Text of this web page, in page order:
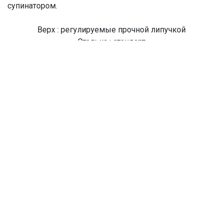
супинатором.
Верх : регулируемые прочной липучкой
Стелька : стандарт